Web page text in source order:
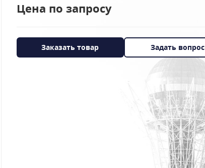
Цена по запросу
Заказать товар Задать вопрос